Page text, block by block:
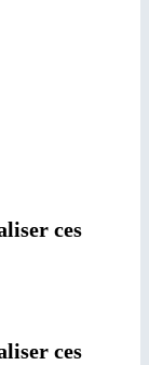
ces
ces